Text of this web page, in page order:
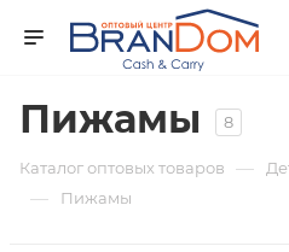
Пижамы 8
Каталог оптовых товаров —
— Пижамы